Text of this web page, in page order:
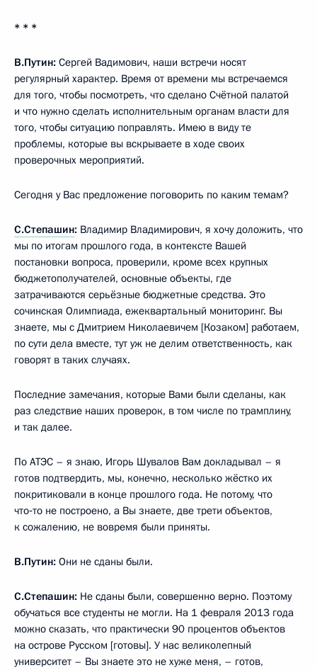
* * *
В.Путин: Сергей Вадимович, наши встречи носят
регулярный характер. Время от времени мы встречаемся
для того, чтобы посмотреть, что сделано Счётной палатой
и что нужно сделать исполнительным органам власти для
того, чтобы ситуацию поправлять. Имею в виду те
проблемы, которые вы вскрываете в ходе своих
проверочных мероприятий.
Сегодня у Вас предложение поговорить по каким темам?
С.Степашин: Владимир Владимирович, я хочу доложить, что
мы по итогам прошлого года, в контексте Вашей
постановки вопроса, проверили, кроме всех крупных
бюджетополучателей, основные объекты, где
затрачиваются серьёзные бюджетные средства. Это
сочинская Олимпиада, ежеквартальный мониторинг. Вы
знаете, мы с Дмитрием Николаевичем [Козаком] работаем,
по сути дела вместе, тут уж не делим ответственность, как
говорят в таких случаях.
Последние замечания, которые Вами были сделаны, как
раз следствие наших проверок, в том числе по трамплину,
и так далее.
По АТЭС – я знаю, Игорь Шувалов Вам докладывал – я
готов подтвердить, мы, конечно, несколько жёстко их
покритиковали в конце прошлого года. Не потому, что
что‑то не построено, а Вы знаете, две трети объектов,
к сожалению, не вовремя были приняты.
В.Путин: Они не сданы были.
С.Степашин: Не сданы были, совершенно верно. Поэтому
обучаться все студенты не могли. На 1 февраля 2013 года
можно сказать, что практически 90 процентов объектов
на острове Русском [готовы]. У нас великолепный
университет – Вы знаете это не хуже меня, – готов,